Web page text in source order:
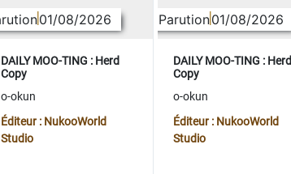
01/08/2026
DAILY MOO-TING : Herd
Copy
o-okun
Éditeur : NukooWorld
Studio
Parution01/08/2026
DAILY MOO-TING : Herd
Copy
o-okun
Éditeur : NukooWorld
Studio